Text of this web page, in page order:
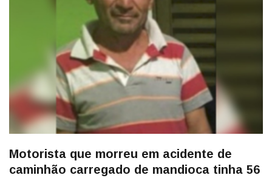
Motorista que morreu em acidente de
caminhão carregado de mandioca tinha 56